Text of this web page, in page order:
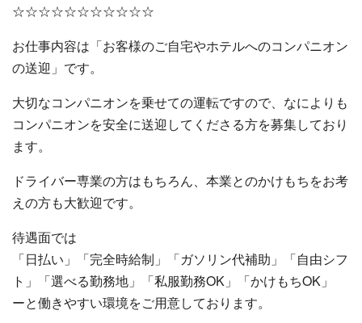
☆☆☆☆☆☆☆☆☆☆☆
お仕事内容は「お客様のご自宅やホテルへのコンパニオン
の送迎」です。
大切なコンパニオンを乗せての運転ですので、なによりも
コンパニオンを安全に送迎してくださる方を募集しており
ます。
ドライバー専業の方はもちろん、本業とのかけもちをお考
えの方も大歓迎です。
待遇面では
「日払い」「完全時給制」「ガソリン代補助」「自由シフ
ト」「選べる勤務地」「私服勤務OK」「かけもちOK」
ーと働きやすい環境をご用意しております。